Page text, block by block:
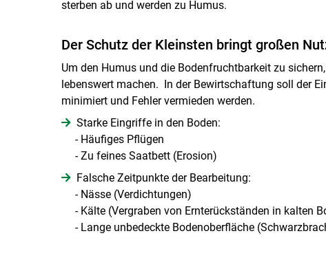
sterben ab und werden zu Humus.
Der Schutz der Kleinsten bringt großen
Um den Humus und die Bodenfruchtbarkeit zu
lebenswert machen. In der Bewirtschaftung soll der
minimiert und Fehler vermieden werden.
Starke Eingriffe in den Boden:
- Häufiges Pflügen
- Zu feines Saatbett (Erosion)
Falsche Zeitpunkte der Bearbeitung:
- Nässe (Verdichtungen)
- Kälte (Vergraben von Ernterückständen in kalten
- Lange unbedeckte Bodenoberfläche